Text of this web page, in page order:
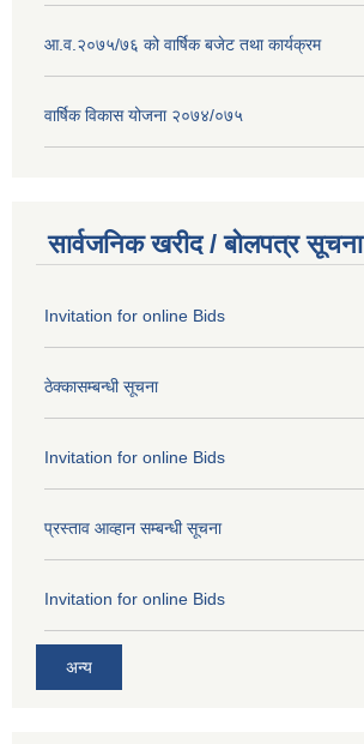
आ.व.२०७५/७६ को वार्षिक बजेट तथा कार्यक्रम
वार्षिक विकास योजना २०७४/०७५
सार्वजनिक खरीद / बोलपत्र सूचना
Invitation for online Bids
ठेक्कासम्बन्धी सूचना
Invitation for online Bids
प्रस्ताव आव्हान सम्बन्धी सूचना
Invitation for online Bids
अन्य